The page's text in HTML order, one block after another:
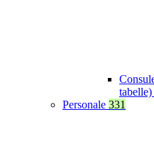
tabelle)
Personale 331